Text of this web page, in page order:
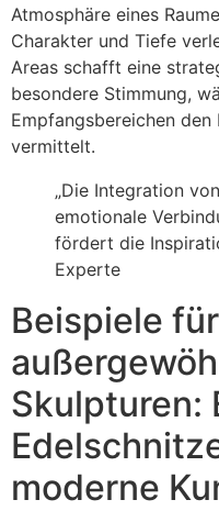
Atmosphäre eines
Charakter und Tiefe
Areas schafft eine
besondere Stimmung,
Empfangsbereichen
vermittelt.
„Die Integration
emotionale
fördert die
Experte
Beispiele für
Skulpturen:
moderne